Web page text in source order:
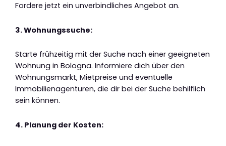
Fordere jetzt ein unverbindliches Angebot an.
3. Wohnungssuche:
Starte frühzeitig mit der Suche nach einer geeigneten
Wohnung in Bologna. Informiere dich über den
Wohnungsmarkt, Mietpreise und eventuelle
Immobilienagenturen, die dir bei der Suche behilflich
sein können.
4. Planung der Kosten: